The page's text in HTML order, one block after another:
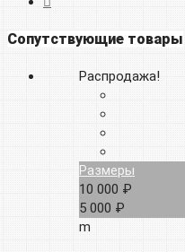
Сопутствующие товары
Распродажа!
Размеры
10 000 ₽
5 000 ₽
m